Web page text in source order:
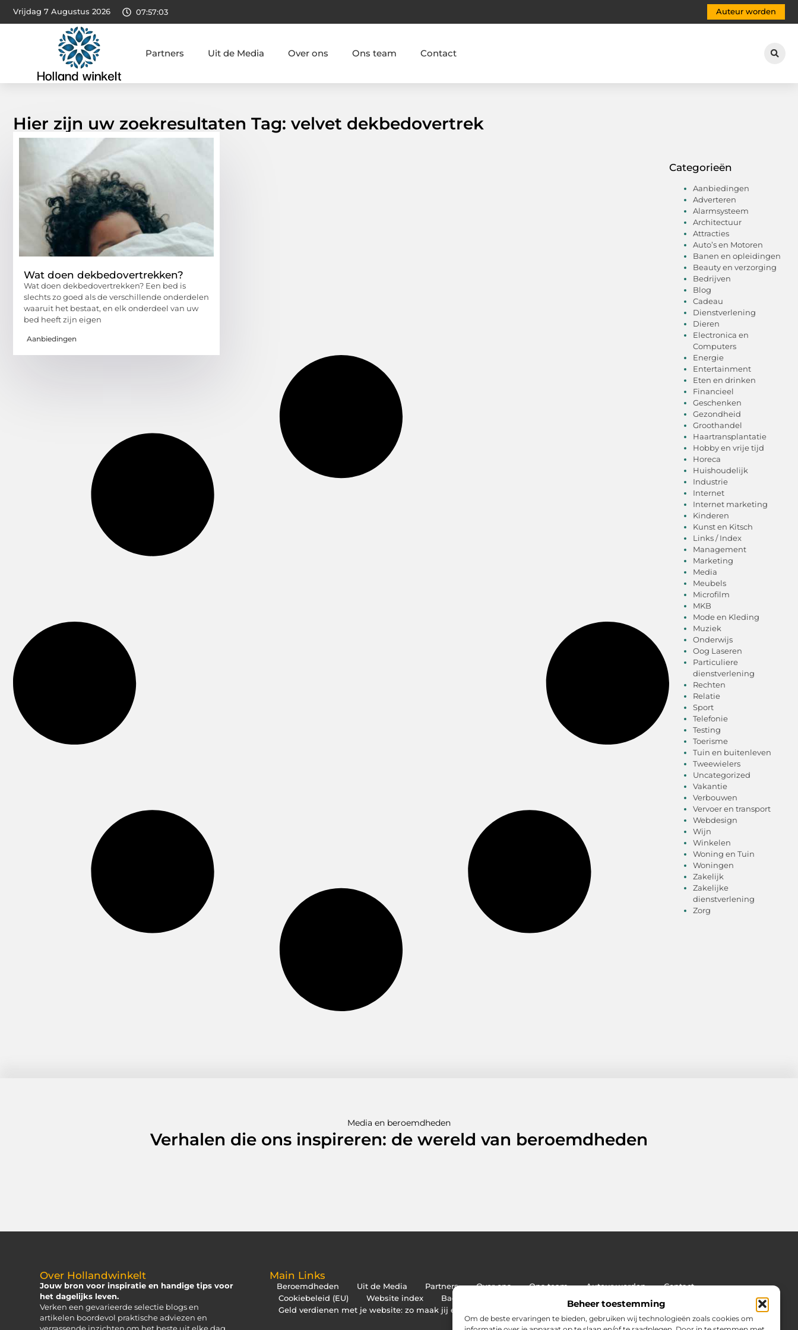
Beheer toestemming
Om de beste ervaringen te bieden, gebruiken wij technologieën zoals cookies om
Vrijdag 7 Augustus 2026 07:57:04 Auteur worden
Partners Uit de Media Over ons Ons team Contact
Hier zijn uw zoekresultaten Tag: velvet dekbedovertrek
Wat doen dekbedovertrekken?
Wat doen dekbedovertrekken? Een bed is
slechts zo goed als de verschillende onderdelen
waaruit het bestaat, en elk onderdeel van uw
bed heeft zijn eigen
Aanbiedingen
Categorieën
Aanbiedingen
Adverteren
Alarmsysteem
Architectuur
Attracties
Auto’s en Motoren
Banen en opleidingen
Beauty en verzorging
Bedrijven
Blog
Cadeau
Dienstverlening
Dieren
Electronica en
Computers
Energie
Entertainment
Eten en drinken
Financieel
Geschenken
Gezondheid
Groothandel
Haartransplantatie
Hobby en vrije tijd
Horeca
Huishoudelijk
Industrie
Internet
Internet marketing
Kinderen
Kunst en Kitsch
Links / Index
Management
Marketing
Media
Meubels
Microfilm
MKB
Mode en Kleding
Muziek
Onderwijs
Oog Laseren
Particuliere
dienstverlening
Rechten
Relatie
Sport
Telefonie
Testing
Toerisme
Tuin en buitenleven
Tweewielers
Uncategorized
Vakantie
Verbouwen
Vervoer en transport
Webdesign
Wijn
Winkelen
Woning en Tuin
Woningen
Zakelijk
Zakelijke
dienstverlening
Zorg
Media en beroemdheden
Verhalen die ons inspireren: de wereld van beroemdheden
Over Hollandwinkelt
Jouw bron voor inspiratie en handige tips voor
het dagelijks leven.
Verken een gevarieerde selectie blogs en
artikelen boordevol praktische adviezen en
Main Links
Beroemdheden Uit de Media Partners Over ons Ons team Auteur worden
Contact
Cookiebeleid (EU)
Website index
Backlinks kopen Nederland: wat jij moet weten voor succes
Geld verdienen met je website: zo maak jij er een inkomstenbron van